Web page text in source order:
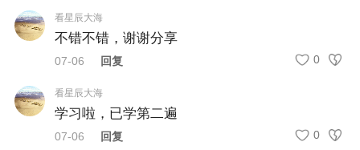
看星辰大海
不错不错，谢谢分享
07-06 回复 0
看星辰大海
学习啦，已学第二遍
07-06 回复 0